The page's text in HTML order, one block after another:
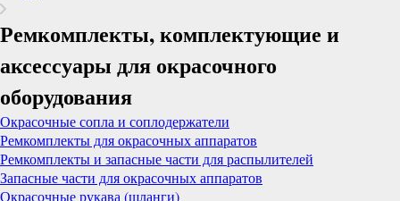
Ремкомплекты, комплектующие и
аксессуары для окрасочного
оборудования
Окрасочные сопла и соплодержатели
Ремкомплекты для окрасочных аппаратов
Ремкомплекты и запасные части для распылителей
Запасные части для окрасочных аппаратов
Окрасочные рукава (шланги)